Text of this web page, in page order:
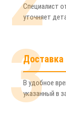
Специалист
уточняет
3
Доставка
В удобное
указанный в